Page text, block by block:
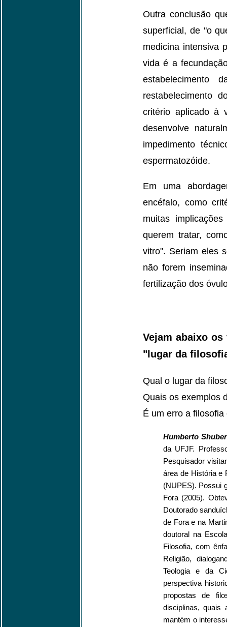
Outra conclusão
superficial, de "o
medicina intensiva
vida é a
restabelecimento
critério aplicado à
desenvolve
impedimento
espermatozóide.
Em uma
encéfalo, como
muitas
querem tratar,
vitro". Seriam eles
não forem
fertilização dos
Vejam abaixo
"lugar da
Qual o lugar da
Quais os exemplos
É um erro a
Humberto
da UFJF.
Pesquisador
área de História e
(NUPES). Possui
Fora (2005).
Doutorado
de Fora e na
doutoral na
Filosofia, com
Religião,
Teologia e da
perspectiva
propostas de
disciplinas, quais
mantém o